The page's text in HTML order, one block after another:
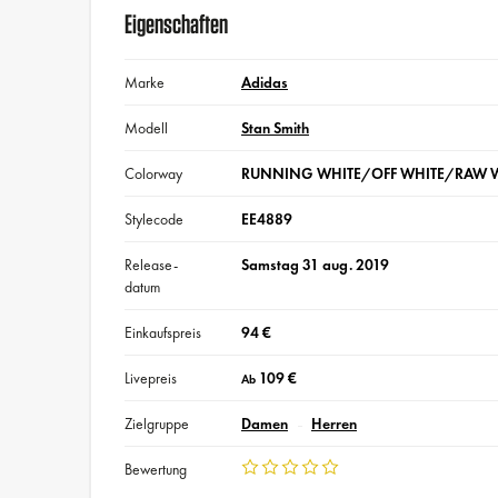
Eigenschaften
Marke Adidas
Modell Stan Smith
Colorway RUNNING WHITE/OFF WHITE/RAW
Stylecode EE4889
Release-
datum
Samstag 31 aug. 2019
Einkaufspreis 94 €
Livepreis Ab109 €
Zielgruppe Damen Herren
Bewertung